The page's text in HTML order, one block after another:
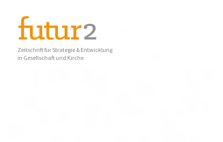
Zeitschrift für Strategie & Entwicklung
in Gesellschaft und Kirche